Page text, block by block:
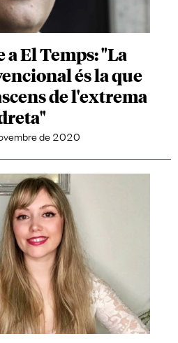
a El Temps: "La
és la que
de l'extrema
de 2020